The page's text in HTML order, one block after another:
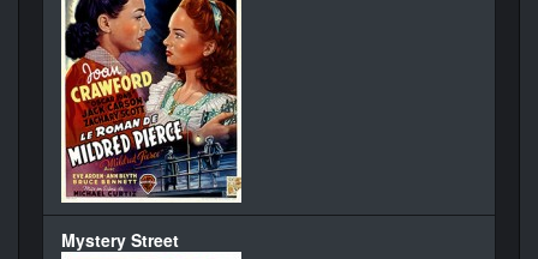
Mystery Street